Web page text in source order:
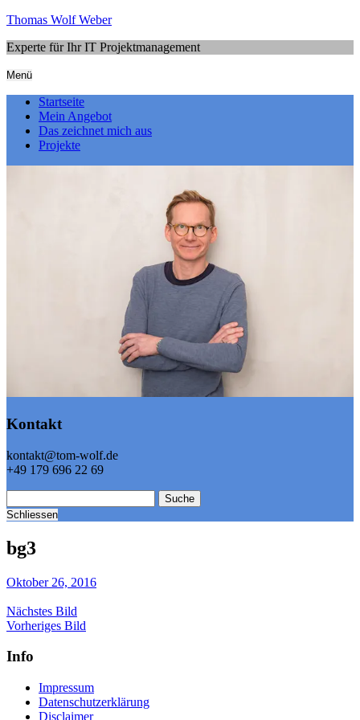
Thomas Wolf Weber
Experte für Ihr IT Projektmanagement
Menü
Startseite
Mein Angebot
Das zeichnet mich aus
Projekte
Kontakt
kontakt@tom-wolf.de
+49 179 696 22 69
Schliessen
bg3
Oktober 26, 2016
Nächstes Bild
Vorheriges Bild
Info
Impressum
Datenschutzerklärung
Disclaimer